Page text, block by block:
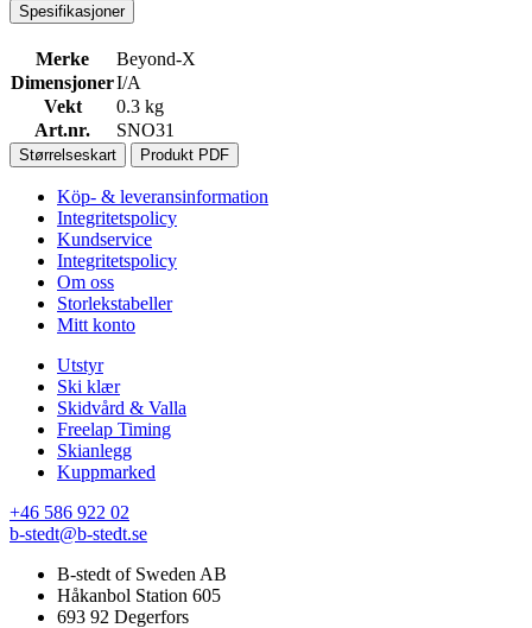
Spesifikasjoner
Merke
Beyond-X
DimensjonerI/A
Vekt
0.3 kg
Art.nr.
SNO31
Størrelseskart Produkt PDF
Köp- & leveransinformation
Integritetspolicy
Kundservice
Integritetspolicy
Om oss
Storlekstabeller
Mitt konto
Utstyr
Ski klær
Skidvård & Valla
Freelap Timing
Skianlegg
Kuppmarked
+46 586 922 02
b-stedt@b-stedt.se
B-stedt of Sweden AB
Håkanbol Station 605
693 92 Degerfors